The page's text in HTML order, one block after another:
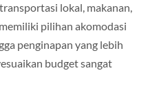
lokal, makanan,
pilihan akomodasi
penginapan yang lebih
budget sangat